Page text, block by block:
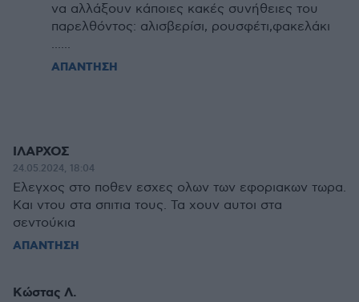
να αλλάξουν κάποιες κακές συνήθειες του
παρελθόντος: αλισβερίσι, ρουσφέτι,φακελάκι
......
ΑΠΑΝΤΗΣΗ
ΙΛΑΡΧΟΣ
24.05.2024, 18:04
Ελεγχος στο ποθεν εσχες ολων των εφοριακων τωρα.
Και ντου στα σπιτια τους. Τα χουν αυτοι στα
σεντούκια
ΑΠΑΝΤΗΣΗ
Κώστας Λ.